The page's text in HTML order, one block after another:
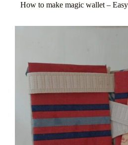
How to make magic wallet –